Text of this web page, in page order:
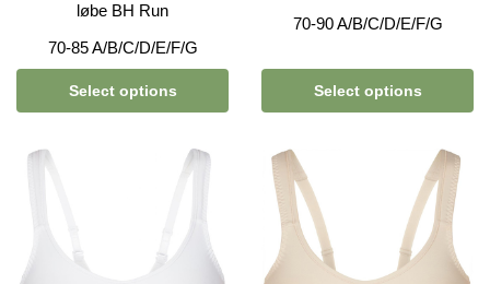
løbe BH Run
70-85 A/B/C/D/E/F/G
Select options
70-90 A/B/C/D/E/F/G
Select options